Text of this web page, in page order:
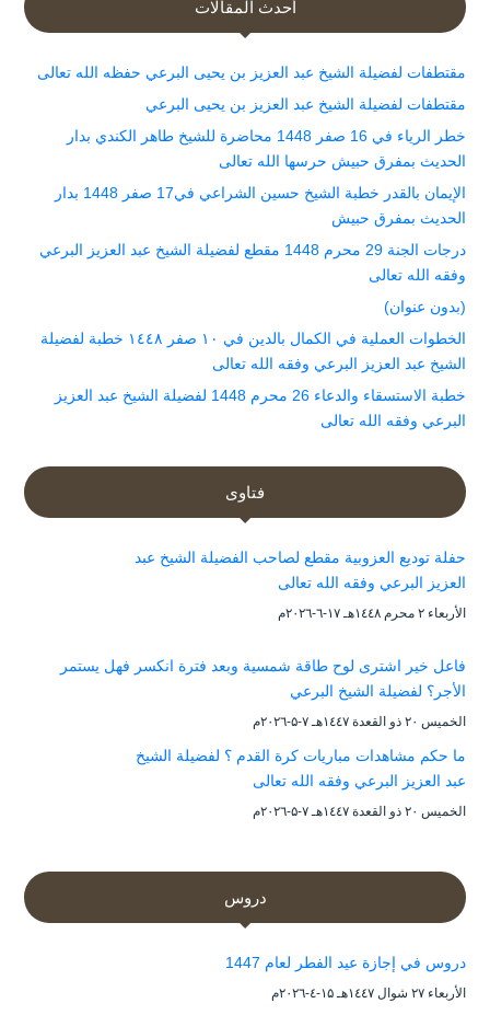
أحدث المقالات
مقتطفات لفضيلة الشيخ عبد العزيز بن يحيى البرعي حفظه الله تعالى
مقتطفات لفضيلة الشيخ عبد العزيز بن يحيى البرعي
خطر الرياء في 16 صفر 1448 محاضرة للشيخ طاهر الكندي بدار
الحديث بمفرق حبيش حرسها الله تعالى
الإيمان بالقدر خطبة الشيخ حسين الشراعي في17 صفر 1448 بدار
الحديث بمفرق حبيش
درجات الجنة 29 محرم 1448 مقطع لفضيلة الشيخ عبد العزيز البرعي
وفقه الله تعالى
(بدون عنوان)
الخطوات العملية في الكمال بالدين في ١٠ صفر ١٤٤٨ خطبة لفضيلة
الشيخ عبد العزيز البرعي وفقه الله تعالى
خطبة الاستسقاء والدعاء 26 محرم 1448 لفضيلة الشيخ عبد العزيز
البرعي وفقه الله تعالى
فتاوى
حفلة توديع العزوبية مقطع لصاحب الفضيلة الشيخ عبد
العزيز البرعي وفقه الله تعالى
الأربعاء ۲ محرم ۱٤٤۸هـ ۱۷-٦-۲۰۲٦م
فاعل خير اشترى لوح طاقة شمسية وبعد فترة انكسر فهل يستمر
الأجر؟ لفضيلة الشيخ البرعي
الخميس ۲۰ ذو القعدة ۱٤٤۷هـ ۷-۵-۲۰۲٦م
ما حكم مشاهدات مباريات كرة القدم ؟ لفضيلة الشيخ
عبد العزيز البرعي وفقه الله تعالى
الخميس ۲۰ ذو القعدة ۱٤٤۷هـ ۷-۵-۲۰۲٦م
دروس
دروس في إجازة عيد الفطر لعام 1447
الأربعاء ۲۷ شوال ۱٤٤۷هـ ۱۵-٤-۲۰۲٦م